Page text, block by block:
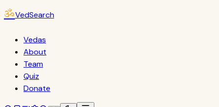
ॐVedSearch
Vedas
About
Team
Quiz
Donate